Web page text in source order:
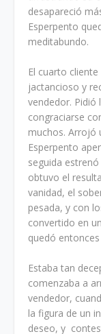
desapareció
Esperpento
meditabundo.
El cuarto
jactancioso y
vendedor. Pidió
congraciarse
muchos. Arrojó
Esperpento
seguida
obtuvo el
vanidad, el
pesada, y con
convertido en
quedó
Estaba tan
comenzaba a
vendedor,
la figura de un
deseo, y